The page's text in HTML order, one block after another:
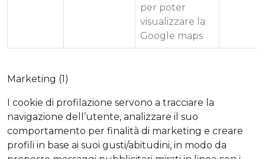
per poter
visualizzare la
Google maps
Marketing (1)
I cookie di profilazione servono a tracciare la
navigazione dell’utente, analizzare il suo
comportamento per finalità di marketing e creare
profili in base ai suoi gusti/abitudini, in modo da